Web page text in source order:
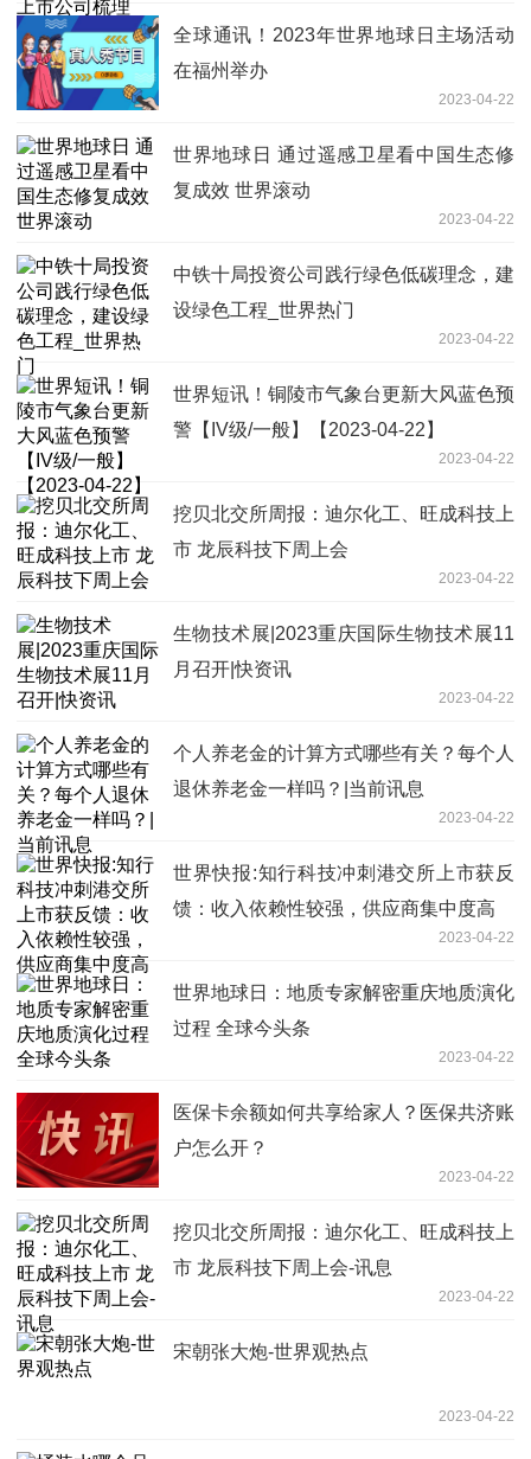
全球通讯！2023年世界地球日主场活动
在福州举办
2023-04-22
世界地球日 通过遥感卫星看中国生态修
复成效 世界滚动
2023-04-22
中铁十局投资公司践行绿色低碳理念，建
设绿色工程_世界热门
2023-04-22
世界短讯！铜陵市气象台更新大风蓝色预
警【IV级/一般】【2023-04-22】
2023-04-22
挖贝北交所周报：迪尔化工、旺成科技上
市 龙辰科技下周上会
2023-04-22
生物技术展|2023重庆国际生物技术展11
月召开|快资讯
2023-04-22
个人养老金的计算方式哪些有关？每个人
退休养老金一样吗？|当前讯息
2023-04-22
世界快报:知行科技冲刺港交所上市获反
馈：收入依赖性较强，供应商集中度高
2023-04-22
世界地球日：地质专家解密重庆地质演化
过程 全球今头条
2023-04-22
医保卡余额如何共享给家人？医保共济账
户怎么开？
2023-04-22
挖贝北交所周报：迪尔化工、旺成科技上
市 龙辰科技下周上会-讯息
2023-04-22
宋朝张大炮-世界观热点
2023-04-22